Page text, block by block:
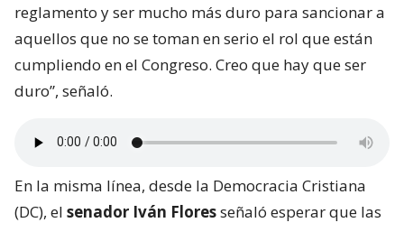
reglamento y ser mucho más duro para sancionar a
aquellos que no se toman en serio el rol que están
cumpliendo en el Congreso. Creo que hay que ser
duro”, señaló.
En la misma línea, desde la Democracia Cristiana
(DC), el senador Iván Floresseñaló esperar que las